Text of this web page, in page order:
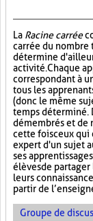
La Racine carrée
carrée du nombre
détermine
activité. Chaque
correspondant à
tous les
(donc le même
temps déterminé.
démembrés et de
cette fois ceux qui
expert d'un sujet
ses
élèves de
leurs
partir de
Groupe de